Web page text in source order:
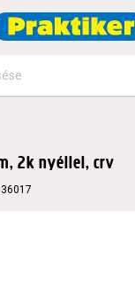
2k nyéllel, crv